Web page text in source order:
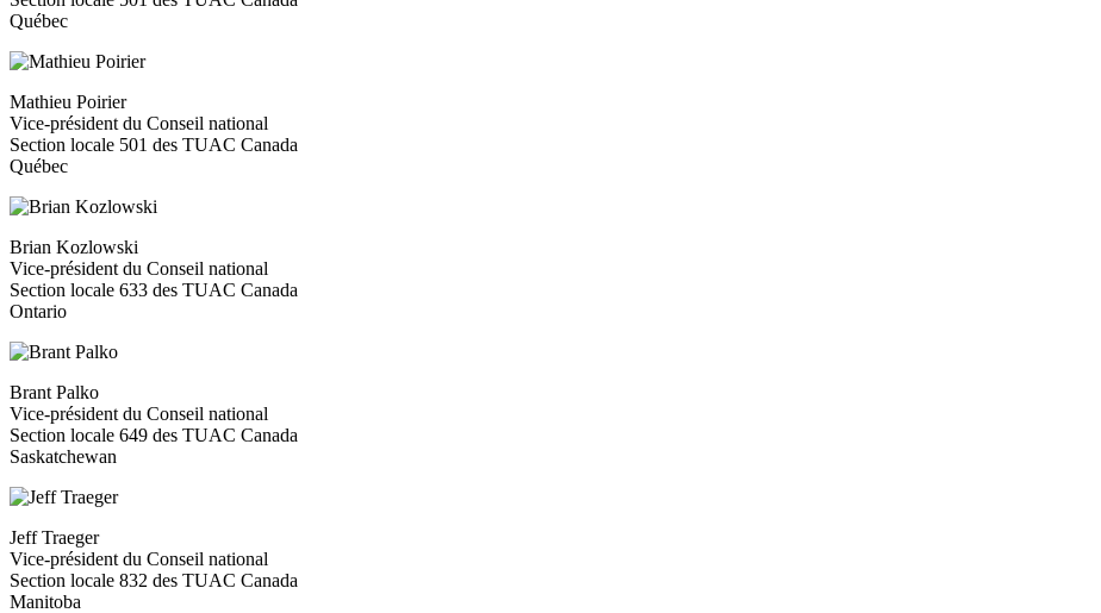
Québec
Mathieu Poirier
Vice-président du Conseil national
Section locale 501 des TUAC Canada
Québec
Brian Kozlowski
Vice-président du Conseil national
Section locale 633 des TUAC Canada
Ontario
Brant Palko
Vice-président du Conseil national
Section locale 649 des TUAC Canada
Saskatchewan
Jeff Traeger
Vice-président du Conseil national
Section locale 832 des TUAC Canada
Manitoba